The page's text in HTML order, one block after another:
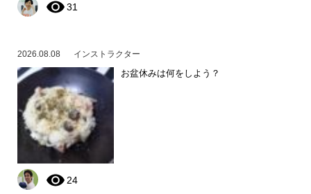
31
2026.08.08 インストラクター
お盆休みは何をしよう？
24